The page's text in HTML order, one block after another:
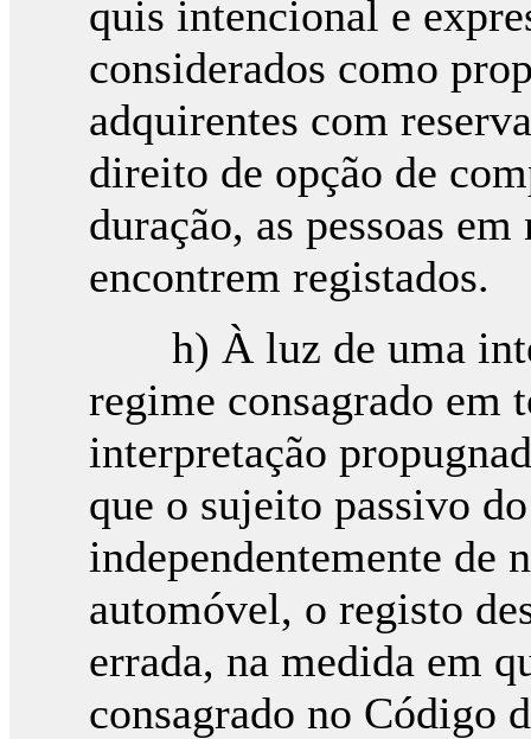
quis intencional e
considerados como
adquirentes com
direito de opção de
duração, as pessoas
encontrem registados.
h) À luz de uma
regime consagrado em
interpretação
que o sujeito passivo
independentemente de
automóvel, o registo
errada, na medida em
consagrado no Código